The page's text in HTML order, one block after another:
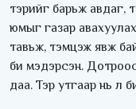
тэрийг барьж авдаг,
юмыг газар
тавьж, тэмцэж явж
би мэдэрсэн.
даа. Тэр утгаар нь л